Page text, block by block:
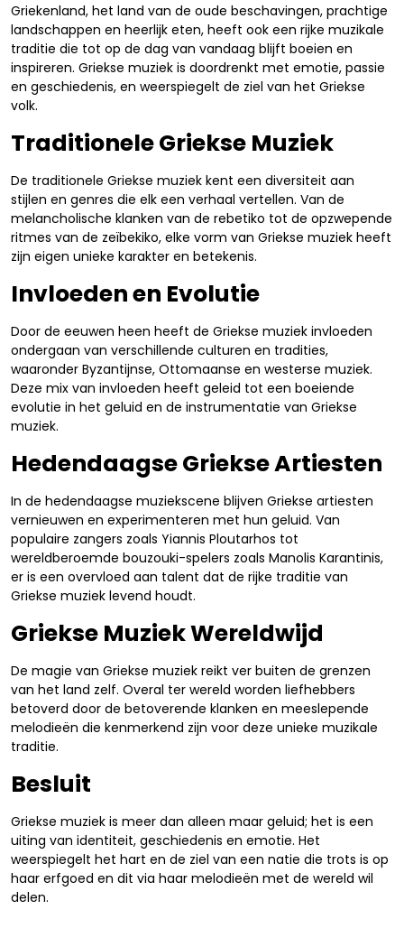
Griekenland, het land van de oude beschavingen, prachtige
landschappen en heerlijk eten, heeft ook een rijke muzikale
traditie die tot op de dag van vandaag blijft boeien en
inspireren. Griekse muziek is doordrenkt met emotie, passie
en geschiedenis, en weerspiegelt de ziel van het Griekse
volk.
Traditionele Griekse Muziek
De traditionele Griekse muziek kent een diversiteit aan
stijlen en genres die elk een verhaal vertellen. Van de
melancholische klanken van de rebetiko tot de opzwepende
ritmes van de zeïbekiko, elke vorm van Griekse muziek heeft
zijn eigen unieke karakter en betekenis.
Invloeden en Evolutie
Door de eeuwen heen heeft de Griekse muziek invloeden
ondergaan van verschillende culturen en tradities,
waaronder Byzantijnse, Ottomaanse en westerse muziek.
Deze mix van invloeden heeft geleid tot een boeiende
evolutie in het geluid en de instrumentatie van Griekse
muziek.
Hedendaagse Griekse Artiesten
In de hedendaagse muziekscene blijven Griekse artiesten
vernieuwen en experimenteren met hun geluid. Van
populaire zangers zoals Yiannis Ploutarhos tot
wereldberoemde bouzouki-spelers zoals Manolis Karantinis,
er is een overvloed aan talent dat de rijke traditie van
Griekse muziek levend houdt.
Griekse Muziek Wereldwijd
De magie van Griekse muziek reikt ver buiten de grenzen
van het land zelf. Overal ter wereld worden liefhebbers
betoverd door de betoverende klanken en meeslepende
melodieën die kenmerkend zijn voor deze unieke muzikale
traditie.
Besluit
Griekse muziek is meer dan alleen maar geluid; het is een
uiting van identiteit, geschiedenis en emotie. Het
weerspiegelt het hart en de ziel van een natie die trots is op
haar erfgoed en dit via haar melodieën met de wereld wil
delen.